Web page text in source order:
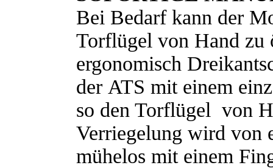
Bei Bedarf kann der
Torflügel von Hand zu
ergonomisch
der ATS mit einem
so den Torflügel von
Verriegelung wird von
mühelos mit einem